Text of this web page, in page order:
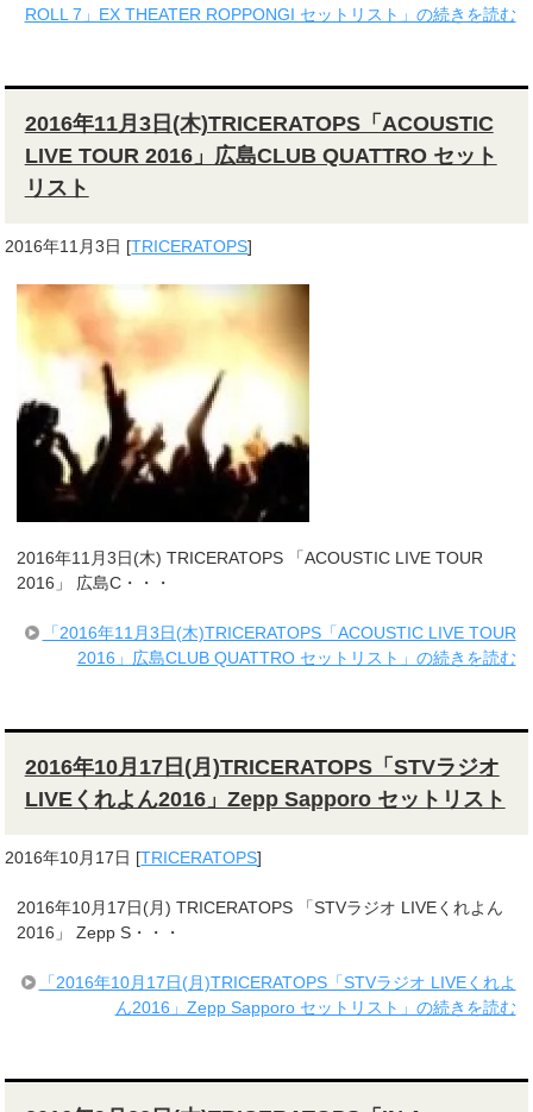
ROLL 7」EX THEATER ROPPONGI セットリスト」の続きを読む
2016年11月3日(木)TRICERATOPS「ACOUSTIC
LIVE TOUR 2016」広島CLUB QUATTRO セット
リスト
2016年11月3日 [TRICERATOPS]
2016年11月3日(木) TRICERATOPS 「ACOUSTIC LIVE TOUR
2016」 広島C・・・
「2016年11月3日(木)TRICERATOPS「ACOUSTIC LIVE TOUR
2016」広島CLUB QUATTRO セットリスト」の続きを読む
2016年10月17日(月)TRICERATOPS「STVラジオ
LIVEくれよん2016」Zepp Sapporo セットリスト
2016年10月17日 [TRICERATOPS]
2016年10月17日(月) TRICERATOPS 「STVラジオ LIVEくれよん
2016」 Zepp S・・・
「2016年10月17日(月)TRICERATOPS「STVラジオ LIVEくれよ
ん2016」Zepp Sapporo セットリスト」の続きを読む